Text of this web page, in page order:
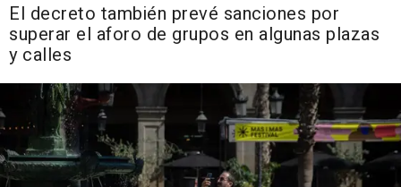
El decreto también prevé sanciones por
superar el aforo de grupos en algunas plazas
y calles